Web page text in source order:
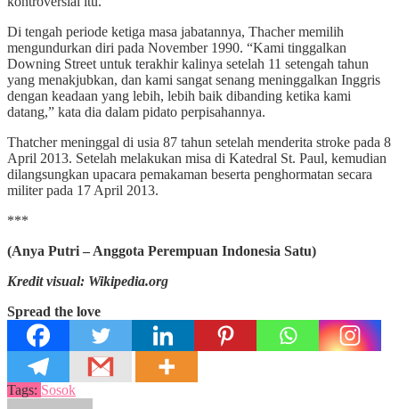
Di tengah periode ketiga masa jabatannya, Thacher memilih
mengundurkan diri pada November 1990. “Kami tinggalkan
Downing Street untuk terakhir kalinya setelah 11 setengah tahun
yang menakjubkan, dan kami sangat senang meninggalkan Inggris
dengan keadaan yang lebih, lebih baik dibanding ketika kami
datang,” kata dia dalam pidato perpisahannya.
Thatcher meninggal di usia 87 tahun setelah menderita stroke pada 8
April 2013. Setelah melakukan misa di Katedral St. Paul, kemudian
dilangsungkan upacara pemakaman beserta penghormatan secara
militer pada 17 April 2013.
***
(Anya Putri – Anggota Perempuan Indonesia Satu)
Kredit visual: Wikipedia.org
Spread the love
Tags: Sosok